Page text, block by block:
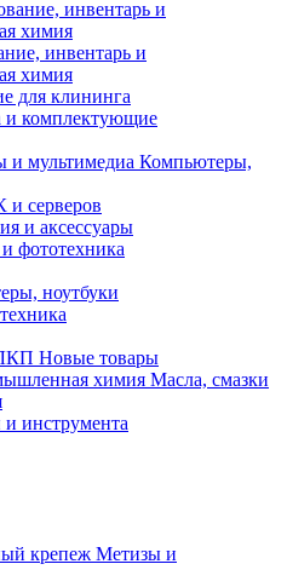
инвентарь и
химия
для клининга
и комплектующие
Компьютеры,
серверов
и аксессуары
фототехника
ноутбуки
Новые товары
Масла, смазки
инструмента
Метизы и